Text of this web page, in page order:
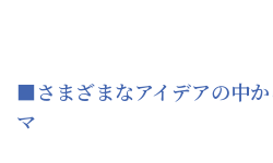
■さまざまなアイデアの中
マ